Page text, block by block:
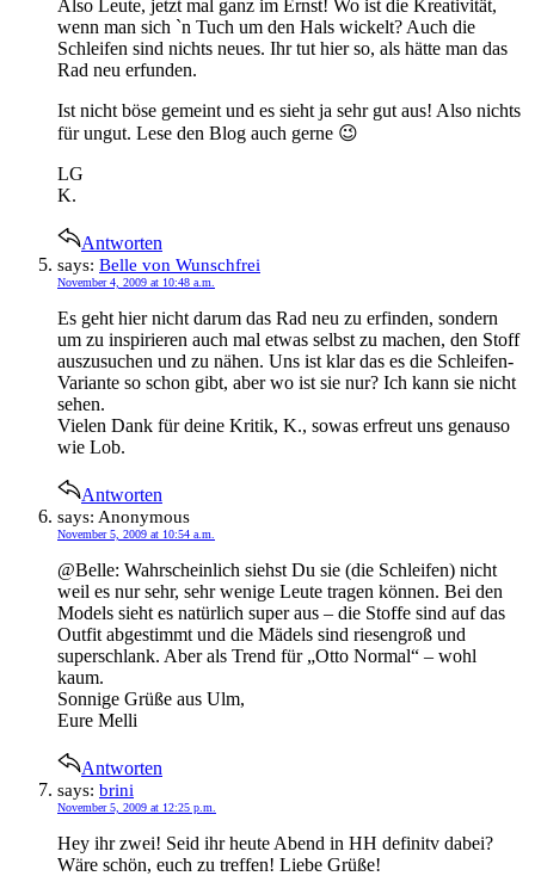
Also Leute, jetzt mal ganz im Ernst! Wo ist die Kreativität,
wenn man sich `n Tuch um den Hals wickelt? Auch die
Schleifen sind nichts neues. Ihr tut hier so, als hätte man das
Rad neu erfunden.
Ist nicht böse gemeint und es sieht ja sehr gut aus! Also nichts
für ungut. Lese den Blog auch gerne 😉
LG
K.
Antworten
says: Belle von Wunschfrei
November 4, 2009 at 10:48 a.m.
Es geht hier nicht darum das Rad neu zu erfinden, sondern
um zu inspirieren auch mal etwas selbst zu machen, den Stoff
auszusuchen und zu nähen. Uns ist klar das es die Schleifen-
Variante so schon gibt, aber wo ist sie nur? Ich kann sie nicht
sehen.
Vielen Dank für deine Kritik, K., sowas erfreut uns genauso
wie Lob.
Antworten
says: Anonymous
November 5, 2009 at 10:54 a.m.
@Belle: Wahrscheinlich siehst Du sie (die Schleifen) nicht
weil es nur sehr, sehr wenige Leute tragen können. Bei den
Models sieht es natürlich super aus – die Stoffe sind auf das
Outfit abgestimmt und die Mädels sind riesengroß und
superschlank. Aber als Trend für „Otto Normal“ – wohl
kaum.
Sonnige Grüße aus Ulm,
Eure Melli
Antworten
says: brini
November 5, 2009 at 12:25 p.m.
Hey ihr zwei! Seid ihr heute Abend in HH definitv dabei?
Wäre schön, euch zu treffen! Liebe Grüße!